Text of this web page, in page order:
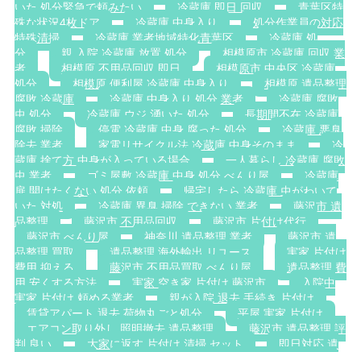
いた 処分緊急で頼みたい
冷蔵庫 即日 回収
青葉区特
殊な状況4枚ドア
冷蔵庫 中身入り
処分作業員の対応
特殊清掃
冷蔵庫 業者地域特化青葉区
冷蔵庫 処
分
親 入院 冷蔵庫 放置 処分
相模原市 冷蔵庫 回収 業
者
相模原 不用品回収 即日
相模原市 中央区 冷蔵庫
処分
相模原 便利屋 冷蔵庫 中身入り
相模原 遺品整理
腐敗 冷蔵庫
冷蔵庫 中身入り 処分 業者
冷蔵庫 腐敗
虫 処分
冷蔵庫 ウジ 湧いた 処分
長期間不在 冷蔵庫
腐敗 掃除
停電 冷蔵庫 中身 腐った 処分
冷蔵庫 悪臭
除去 業者
家電リサイクル法 冷蔵庫 中身そのまま
冷
蔵庫 捨て方 中身が入っている場合
一人暮らし 冷蔵庫 腐敗
虫 業者
ゴミ屋敷 冷蔵庫 中身 処分 べんり屋
冷蔵庫
扉 開けたくない 処分 依頼
帰宅したら 冷蔵庫 虫がわいて
いた 対処
冷蔵庫 異臭 掃除 できない 業者
藤沢市 遺
品整理
藤沢市 不用品回収
藤沢市 片付け代行
藤沢市 べんり屋
神奈川 遺品整理 業者
藤沢市 遺
品整理 買取
遺品整理 海外輸出 リユース
実家 片付け
費用 抑える
藤沢市 不用品買取 べんり屋
遺品整理 費
用 安くする方法
実家 空き家 片付け 藤沢市
入院中
実家 片付け 頼める業者
親が入院 退去 手続き 片付け
賃貸アパート 退去 荷物丸ごと処分
平屋 実家 片付け
エアコン取り外し 照明撤去 遺品整理
藤沢市 遺品整理 評
判 良い
大家に返す 片付け 清掃 セット
即日対応 遺